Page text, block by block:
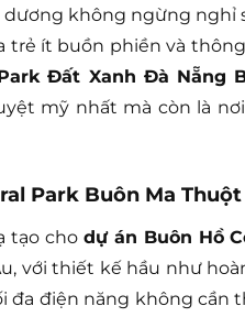
không ngừng nghỉ
trẻ ít buồn phiền và
Đất Xanh Đà Nẵng
mỹ nhất mà còn là
Park Buôn Ma
tạo cho dự án Buôn Hồ
với thiết kế hầu như
đa điện năng không cần